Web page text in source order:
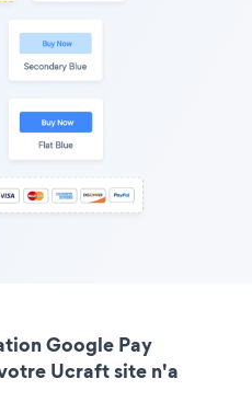
Google Pay
Ucraft site n'a